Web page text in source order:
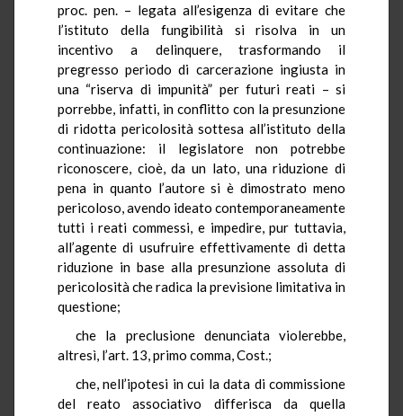
proc. pen. – legata all’esigenza di evitare che
l’istituto della fungibilità si risolva in un
incentivo a delinquere, trasformando il
pregresso periodo di carcerazione ingiusta in
una “riserva di impunità” per futuri reati – si
porrebbe, infatti, in conflitto con la presunzione
di ridotta pericolosità sottesa all’istituto della
continuazione: il legislatore non potrebbe
riconoscere, cioè, da un lato, una riduzione di
pena in quanto l’autore si è dimostrato meno
pericoloso, avendo ideato contemporaneamente
tutti i reati commessi, e impedire, pur tuttavia,
all’agente di usufruire effettivamente di detta
riduzione in base alla presunzione assoluta di
pericolosità che radica la previsione limitativa in
questione;
che la preclusione denunciata violerebbe,
altresì, l’art. 13, primo comma, Cost.;
che, nell’ipotesi in cui la data di commissione
del reato associativo differisca da quella